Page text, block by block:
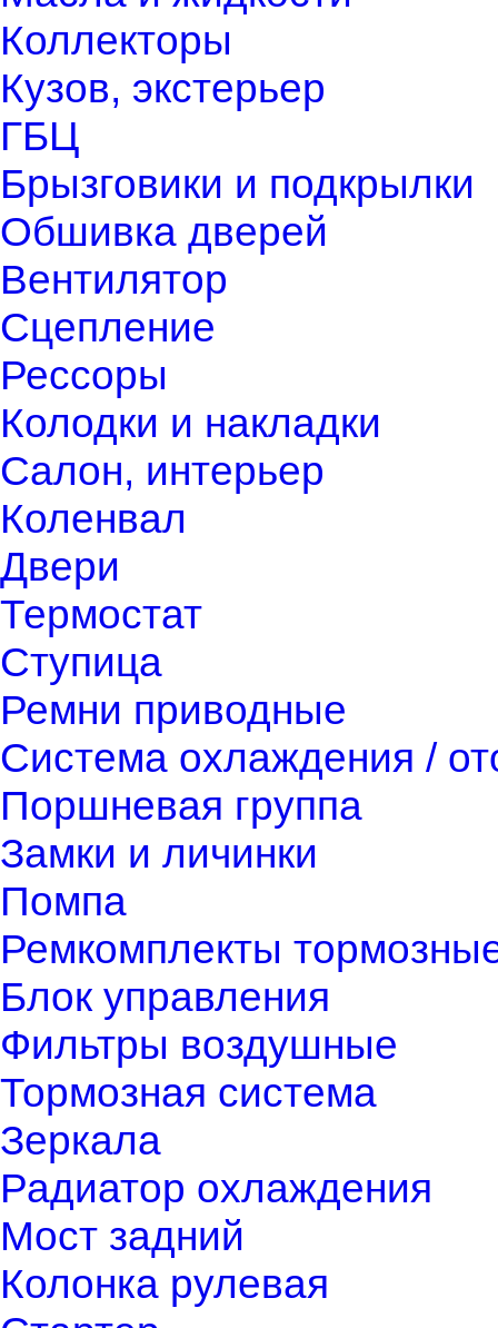
Коллекторы
Кузов, экстерьер
ГБЦ
Брызговики и подкрылки
Обшивка дверей
Вентилятор
Сцепление
Рессоры
Колодки и накладки
Салон, интерьер
Коленвал
Двери
Термостат
Ступица
Ремни приводные
Система охлаждения /
Поршневая группа
Замки и личинки
Помпа
Ремкомплекты
Блок управления
Фильтры воздушные
Тормозная система
Зеркала
Радиатор охлаждения
Мост задний
Колонка рулевая